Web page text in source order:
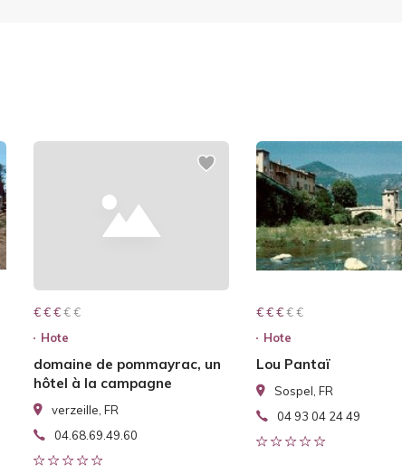
€ € € € €
€ € €
Hote
domaine de pommayrac, un
hôtel à la campagne
verzeille, FR
04.68.69.49.60
€ € € € €
€ € €
Hote
Lou Pantaï
Sospel, FR
04 93 04 24 49